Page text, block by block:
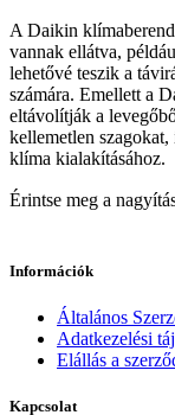
A Daikin
vannak ellátva,
lehetővé teszik a
számára. Emellett a
eltávolítják a
kellemetlen szagokat,
klíma kialakításához.
Érintse meg a
Információk
Általános
Adatkezelési
Elállás a
Kapcsolat